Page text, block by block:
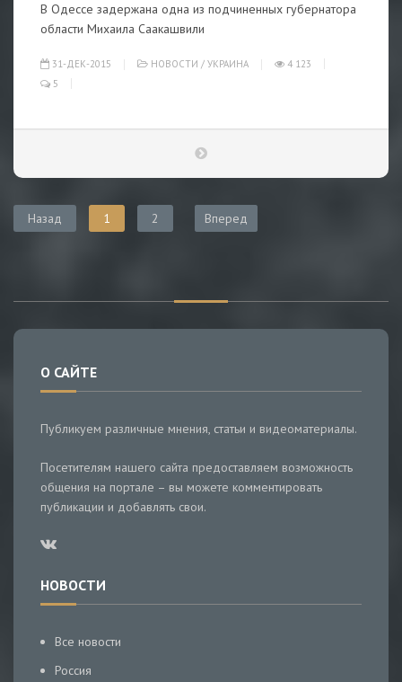
В Одессе задержана одна из подчиненных губернатора
области Михаила Саакашвили
31-ДЕК-2015 НОВОСТИ / УКРАИНА
4 123
5
Назад 1 2 Вперед
О САЙТЕ
Публикуем различные мнения, статьи и видеоматериалы.
Посетителям нашего сайта предоставляем возможность
общения на портале – вы можете комментировать
публикации и добавлять свои.
НОВОСТИ
Все новости
Россия